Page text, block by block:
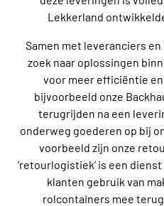
Lekkerland
Samen met leveranciers
zoek naar oplossingen
voor meer efficiëntie
bijvoorbeeld onze
terugrijden na een
onderweg goederen op bij
voorbeeld zijn onze
‘retourlogistiek’ is een
klanten gebruik van
rolcontainers mee